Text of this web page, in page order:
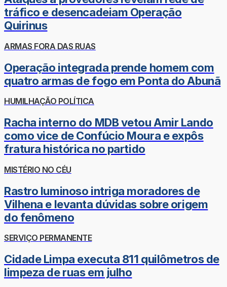
tráfico e desencadeiam Operação
Quirinus
ARMAS FORA DAS RUAS
Operação integrada prende homem com
quatro armas de fogo em Ponta do Abunã
HUMILHAÇÃO POLÍTICA
Racha interno do MDB vetou Amir Lando
como vice de Confúcio Moura e expôs
fratura histórica no partido
MISTÉRIO NO CÉU
Rastro luminoso intriga moradores de
Vilhena e levanta dúvidas sobre origem
do fenômeno
SERVIÇO PERMANENTE
Cidade Limpa executa 811 quilômetros de
limpeza de ruas em julho